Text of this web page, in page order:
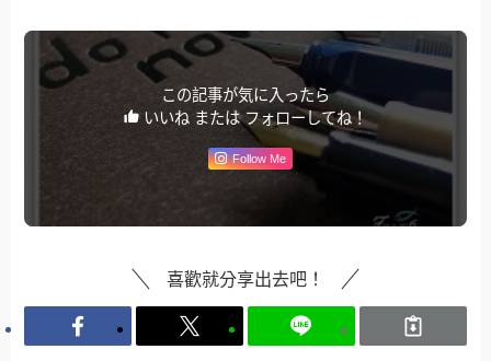
この記事が気に入ったら
いいね または フォローしてね！
Follow Me
喜歡就分享出去吧！